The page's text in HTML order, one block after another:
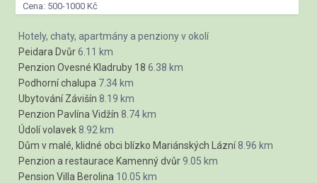
Cena: 500-1000 Kč
Hotely, chaty, apartmány a penziony v okolí
Peidara Dvůr6.11 km
Penzion Ovesné Kladruby 18 6.38 km
Podhorní chalupa 7.34 km
Ubytování Závišín 8.19 km
Penzion Pavlína Vidžín 8.74 km
Údolí volavek 8.92 km
Dům v malé, klidné obci blízko Mariánských Lázní 8.96 km
Penzion a restaurace Kamenný dvůr9.05 km
Pension Villa Berolina 10.05 km